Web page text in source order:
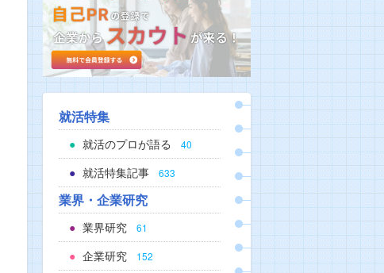
就活特集
就活のプロが語る 40
就活特集記事 633
業界・企業研究
業界研究 61
企業研究 152